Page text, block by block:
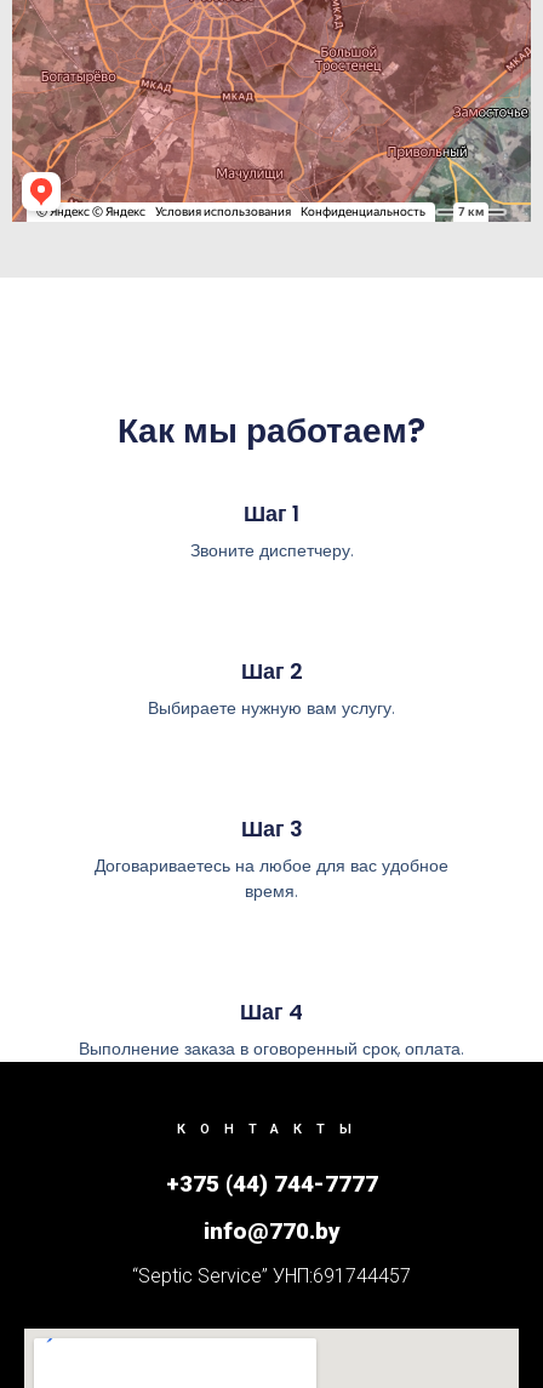
Как мы работаем?
Шаг 1
Звоните диспетчеру.
Шаг 2
Выбираете нужную вам услугу.
Шаг 3
Договариваетесь на любое для вас удобное
время.
Шаг 4
Выполнение заказа в оговоренный срок, оплата.
КОНТАКТЫ
+375 (44) 744-7777
info@770.by
“Septic Service” УНП:691744457